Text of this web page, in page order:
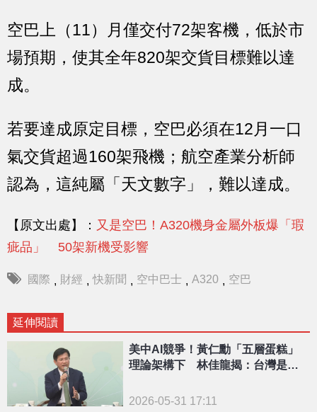
空巴上（11）月僅交付72架客機，低於市
場預期，使其全年820架交貨目標難以達
成。
若要達成原定目標，空巴必須在12月一口
氣交貨超過160架飛機；航空產業分析師
認為，這純屬「天文數字」，難以達成。
【原文出處】： 又是空巴！A320機身金屬外板爆「瑕
疵品」 50架新機受影響
國際 , 財經 , 快新聞 , 空中巴士 , A320 , 空巴
延伸閱讀
美中AI競爭！黃仁勳「五層蛋糕」
理論架構下 林佳龍揭：台灣是勝
2026-05-31 17:11